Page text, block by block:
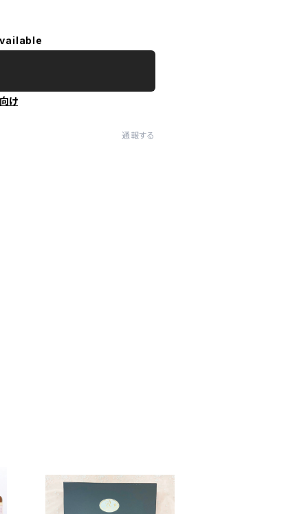
け
通報する